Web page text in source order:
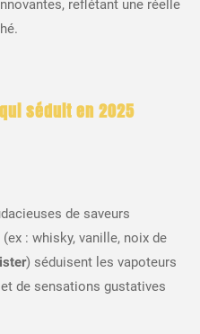
reflétant une réelle
séduit en 2025
de saveurs
: whisky, vanille, noix de
) séduisent les vapoteurs
de sensations gustatives